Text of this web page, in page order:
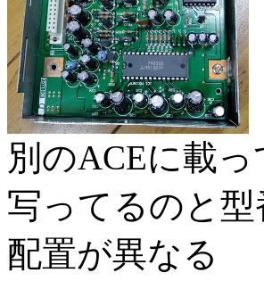
別のACEに載
写ってるのと
配置が異なる